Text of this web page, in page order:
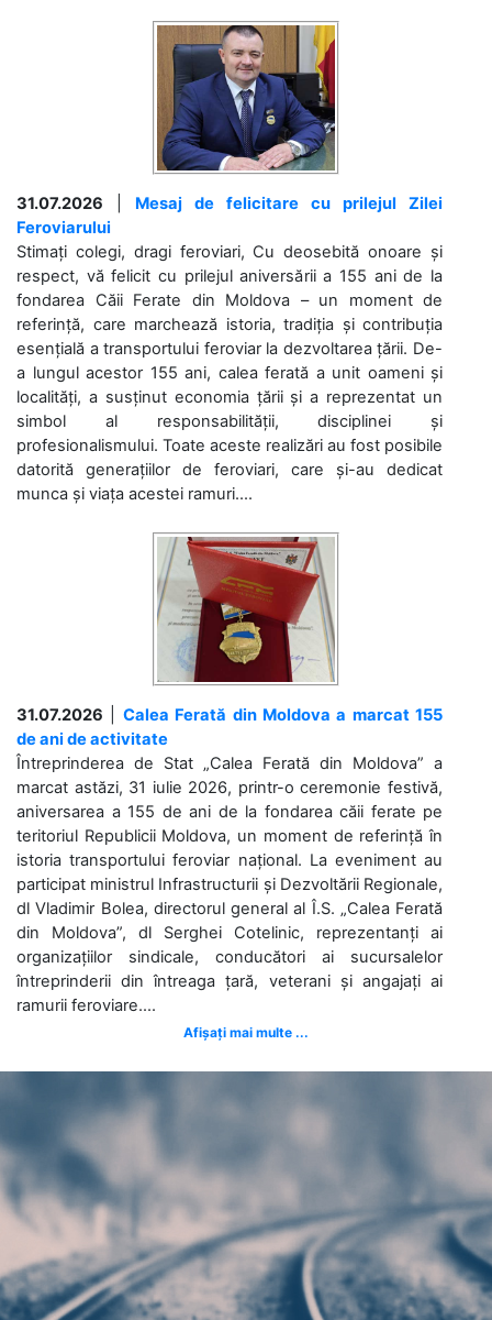
31.07.2026
Mesaj de felicitare cu prilejul Zilei
Feroviarului
Stimați colegi, dragi feroviari, Cu deosebită onoare și
respect, vă felicit cu prilejul aniversării a 155 ani de la
fondarea Căii Ferate din Moldova – un moment de
referință, care marchează istoria, tradiția și contribuția
esențială a transportului feroviar la dezvoltarea țării. De-
a lungul acestor 155 ani, calea ferată a unit oameni și
localități, a susținut economia țării și a reprezentat un
simbol al responsabilității, disciplinei și
profesionalismului. Toate aceste realizări au fost posibile
datorită generațiilor de feroviari, care și-au dedicat
munca și viața acestei ramuri....
31.07.2026
Calea Ferată din Moldova a marcat 155
de ani de activitate
Întreprinderea de Stat „Calea Ferată din Moldova” a
marcat astăzi, 31 iulie 2026, printr-o ceremonie festivă,
aniversarea a 155 de ani de la fondarea căii ferate pe
teritoriul Republicii Moldova, un moment de referință în
istoria transportului feroviar național. La eveniment au
participat ministrul Infrastructurii și Dezvoltării Regionale,
dl Vladimir Bolea, directorul general al Î.S. „Calea Ferată
din Moldova”, dl Serghei Cotelinic, reprezentanți ai
organizațiilor sindicale, conducători ai sucursalelor
întreprinderii din întreaga țară, veterani și angajați ai
ramurii feroviare....
Afișați mai multe ...